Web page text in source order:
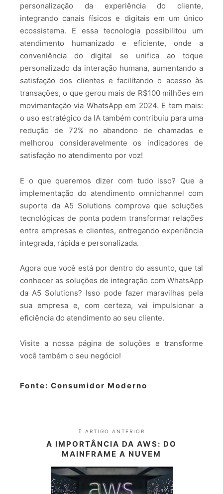
personalização da experiência do cliente,
integrando canais físicos e digitais em um único
ecossistema. E essa tecnologia possibilitou um
atendimento humanizado e eficiente, onde a
conveniência do digital se unifica ao toque
personalizado da interação humana, aumentando a
satisfação dos clientes e facilitando o acesso às
transações, o que gerou mais de R$100 milhões em
movimentação via WhatsApp em 2024. E tem mais:
o uso estratégico da IA também contribuiu para uma
redução de 72% no abandono de chamadas e
melhorou consideravelmente os indicadores de
satisfação no atendimento por voz!
E o que queremos dizer com tudo isso? Que a
implementação do atendimento omnichannel com
suporte da A5 Solutions comprova que soluções
tecnológicas de ponta podem transformar relações
entre empresas e clientes, entregando experiência
integrada, rápida e personalizada.
Agora que você está por dentro do assunto, que tal
conhecer as soluções de integração com WhatsApp
da A5 Solutions? Isso pode fazer maravilhas pela
sua empresa e, com certeza, vai impulsionar a
eficiência do atendimento ao seu cliente.
Visite a nossa página de soluções e transforme
você também o seu negócio!
Fonte: Consumidor Moderno
ARTIGO ANTERIOR
A IMPORTÂNCIA DA AWS: DO
MAINFRAME A NUVEM